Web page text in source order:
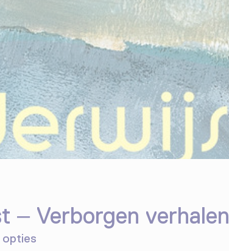
– Verborgen verhalen
opties